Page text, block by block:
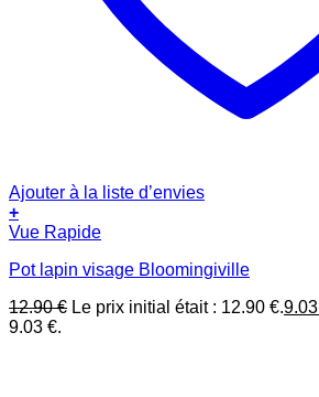
Ajouter à la liste d’envies
+
Vue Rapide
Pot lapin visage Bloomingiville
12.90€ Le prix initial était : 12.90 €.9.03
9.03 €.